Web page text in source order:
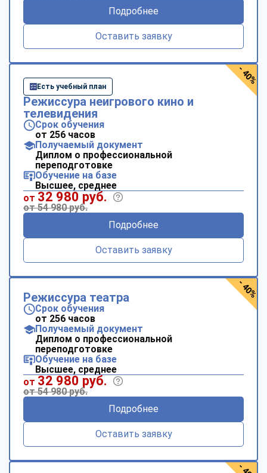
Подробнее
Оставить заявку
Есть учебный план
Режиссура неигрового кино и
телевидения
Срок обучения
от 256 часов
Получаемый документ
Диплом о профессиональной
переподготовке
Обучение на базе
Высшее, среднее
от 32 980 руб.
от 54 980 руб.
Подробнее
Оставить заявку
- 40%
Режиссура театра
Срок обучения
от 256 часов
Получаемый документ
Диплом о профессиональной
переподготовке
Обучение на базе
Высшее, среднее
от 32 980 руб.
от 54 980 руб.
Подробнее
Оставить заявку
- 40%